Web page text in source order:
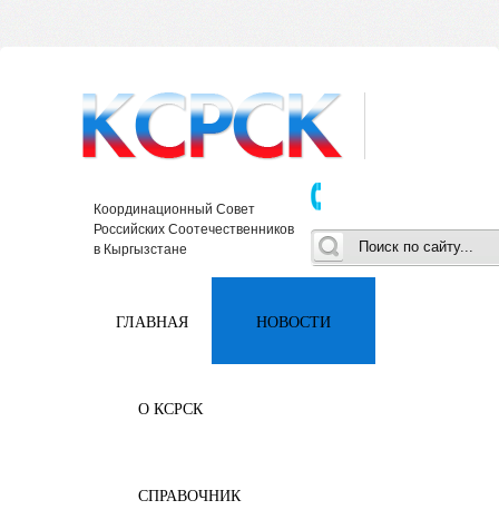
Координационный Совет
Российских Соотечественников
в Кыргызстане
ГЛАВНАЯ НОВОСТИ
О КСРСК
СПРАВОЧНИК